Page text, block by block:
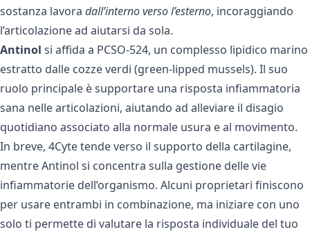
sostanza lavora dall’interno verso l’esterno, incoraggiando
l’articolazione ad aiutarsi da sola.
Antinol si affida a PCSO-524, un complesso lipidico marino
estratto dalle cozze verdi (green-lipped mussels). Il suo
ruolo principale è supportare una risposta infiammatoria
sana nelle articolazioni, aiutando ad alleviare il disagio
quotidiano associato alla normale usura e al movimento.
In breve, 4Cyte tende verso il supporto della cartilagine,
mentre Antinol si concentra sulla gestione delle vie
infiammatorie dell’organismo. Alcuni proprietari finiscono
per usare entrambi in combinazione, ma iniziare con uno
solo ti permette di valutare la risposta individuale del tuo